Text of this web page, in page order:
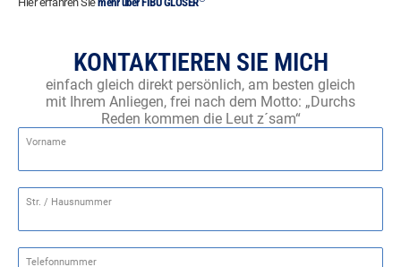
KONTAKTIEREN SIE MICH
einfach gleich direkt persönlich, am besten gleich
mit Ihrem Anliegen, frei nach dem Motto: „Durchs
Reden kommen die Leut z´sam“
Vorname
Str. / Hausnummer
Telefonnummer